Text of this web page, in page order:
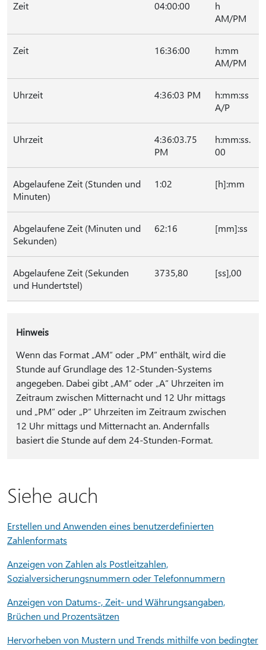
Zeit 04:00:00
h
AM/PM
Zeit 16:36:00
h:mm
AM/PM
Uhrzeit 4:36:03 PM
h:mm:ss
A/P
Uhrzeit
4:36:03.75
PM
h:mm:ss.
00
Abgelaufene Zeit (Stunden und
Minuten)
1:02 [h]:mm
Abgelaufene Zeit (Minuten und
Sekunden)
62:16 [mm]:ss
Abgelaufene Zeit (Sekunden
und Hundertstel)
3735,80 [ss],00
Hinweis
Wenn das Format „AM“ oder „PM“ enthält, wird die
Stunde auf Grundlage des 12-Stunden-Systems
angegeben. Dabei gibt „AM“ oder „A“ Uhrzeiten im
Zeitraum zwischen Mitternacht und 12 Uhr mittags
und „PM“ oder „P“ Uhrzeiten im Zeitraum zwischen
12 Uhr mittags und Mitternacht an. Andernfalls
basiert die Stunde auf dem 24-Stunden-Format.
Siehe auch
Erstellen und Anwenden eines benutzerdefinierten
Zahlenformats
Anzeigen von Zahlen als Postleitzahlen,
Sozialversicherungsnummern oder Telefonnummern
Anzeigen von Datums-, Zeit- und Währungsangaben,
Brüchen und Prozentsätzen
Hervorheben von Mustern und Trends mithilfe von bedingter